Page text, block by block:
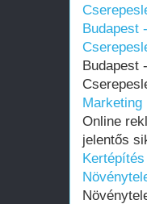
Budapest
Budapest
Marketing
Online
jelentős